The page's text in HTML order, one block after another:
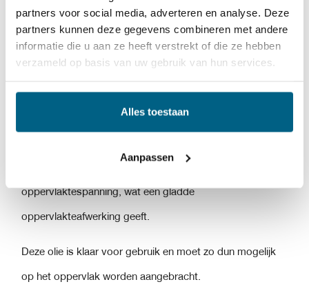
partners voor social media, adverteren en analyse. Deze
partners kunnen deze gegevens combineren met andere
informatie die u aan ze heeft verstrekt of die ze hebben
verzameld op basis van uw gebruik van hun services.
Alles toestaan
Aanpassen
Bekistingsolie 10 van 77 lubricants is een bekistingsolie
voor de bouw van huizen, gebouwen, metro’sen
bruggen.
Bekistingsolie 10 is gebaseerd op hoogwaardige
geraffineerde basisoliën die niet-toxische oppervlakte-
oppervlaktespanning, wat een gladde
oppervlakteafwerking geeft.
Deze olie is klaar voor gebruik en moet zo dun mogelijk
op het oppervlak worden aangebracht.